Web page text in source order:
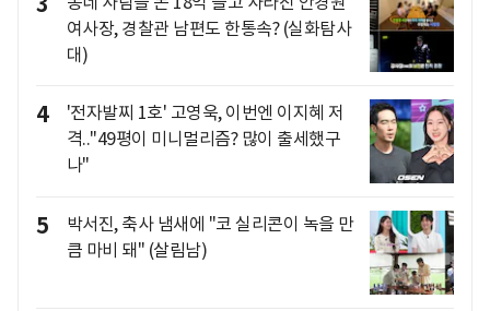
여사장, 경찰관 남편도 한통속? (실화탐사
대)
4
'전자발찌 1호' 고영욱, 이번엔 이지혜 저
격.."49평이 미니멀리즘? 많이 출세했구
나"
5
박서진, 축사 냄새에 "코 실리콘이 녹을 만
큼 마비 돼" (살림남)